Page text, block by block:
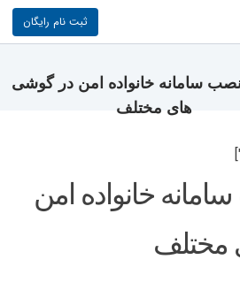
ثبت نام رایگان
سامانه خانواده امن در گوشی
های مختلف
خانواده امن
مختلف